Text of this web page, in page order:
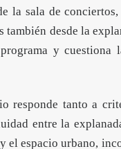
la sala de
también desde la
y
responde tanto a
entre la
el espacio urbano,